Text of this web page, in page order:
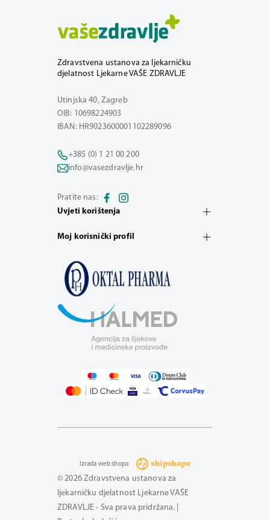
Zdravstvena ustanova za ljekarničku
djelatnost Ljekarne VAŠE ZDRAVLJE
Utinjska 40, Zagreb
OIB: 10698224903
IBAN: HR9023600001102289096
+385 (0) 1 21 00 200
info@vasezdravlje.hr
Pratite nas:
Uvjeti korištenja
Moj korisnički profil
© 2026 Zdravstvena ustanova za
ljekarničku djelatnost Ljekarne VAŠE
ZDRAVLJE - Sva prava pridržana. |
Izrada web shopa